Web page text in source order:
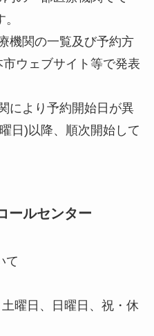
関の一覧及び予約方
ウェブサイト等で発表
より予約開始日が異
日)以降、順次開始して
ルセンター
て
曜日、日曜日、祝・休